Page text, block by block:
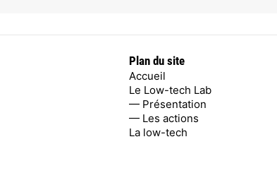
Plan du site
Accueil
Le Low-tech Lab
— Présentation
— Les actions
La low-tech